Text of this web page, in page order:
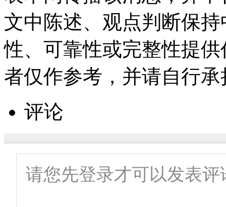
文中陈述、观点判断保
性、可靠性或完整性提
者仅作参考，并请自行
评论